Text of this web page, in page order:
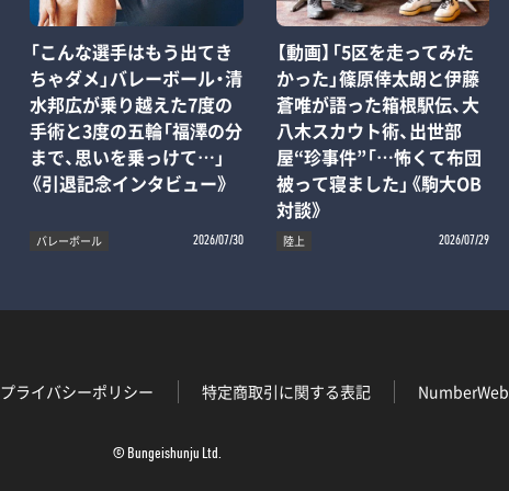
「こんな選手はもう出てき
ちゃダメ」バレーボール・清
水邦広が乗り越えた7度の
手術と3度の五輪「福澤の分
まで、思いを乗っけて…」
《引退記念インタビュー》
バレーボール 2026/07/30
【動画】「5区を走ってみた
かった」篠原倖太朗と伊藤
蒼唯が語った箱根駅伝、大
八木スカウト術、出世部
屋“珍事件”「…怖くて布団
被って寝ました」《駒大OB
対談》
陸上 2026/07/29
プライバシーポリシー 特定商取引に関する表記 NumberWeb
© Bungeishunju Ltd.